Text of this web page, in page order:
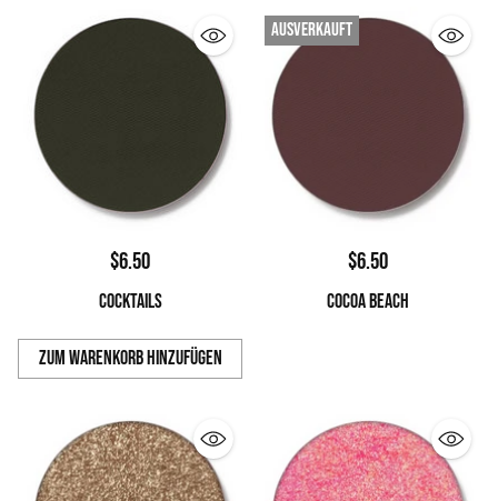
$6.50
COCKTAILS
Zum Warenkorb hinzufügen
Anzahl
Ausverkauft
$6.50
COCOA BEACH